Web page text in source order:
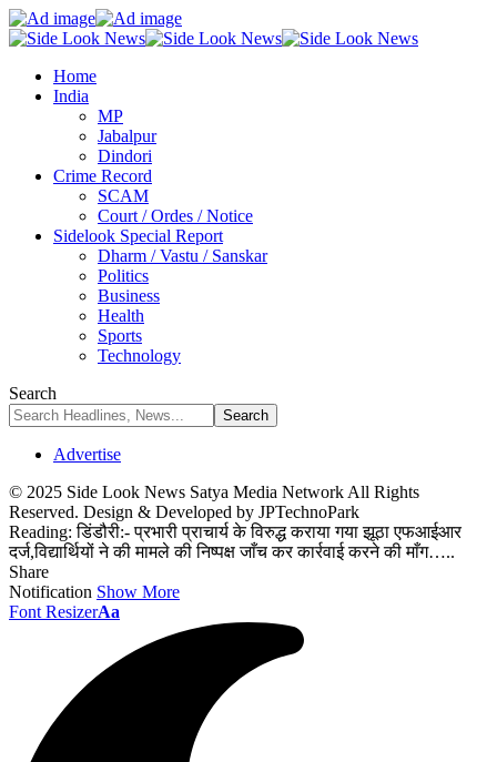
Home
India
MP
Jabalpur
Dindori
Crime Record
SCAM
Court / Ordes / Notice
Sidelook Special Report
Dharm / Vastu / Sanskar
Politics
Business
Health
Sports
Technology
Search
Advertise
© 2025 Side Look News Satya Media Network All Rights
Reserved. Design & Developed by JPTechnoPark
Reading: डिंडौरी:- प्रभारी प्राचार्य के विरुद्ध कराया गया झूठा एफआईआर
दर्ज,विद्यार्थियों ने की मामले की निष्पक्ष जाँच कर कार्रवाई करने की माँग…..
Share
Notification Show More
Font ResizerAa